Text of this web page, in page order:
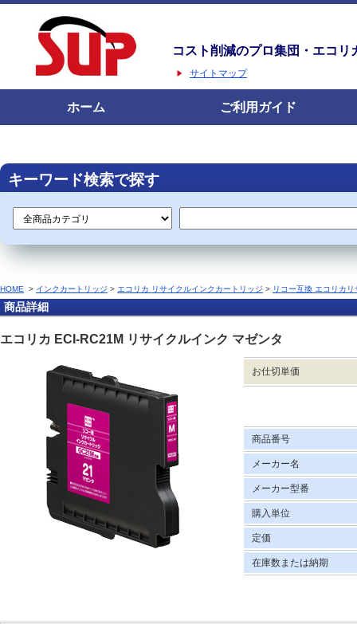
コスト削減のプロ集団・エコリ
サイトマップ
ホーム ご利用ガイド
キーワード検索で探す
HOME > インクカートリッジ > エコリカ リサイクルインクカートリッジ > リコー互換 エコリカ
商品詳細
エコリカ ECI-RC21M リサイクルインク マゼンタ
お仕切単価
商品番号
メーカー名
メーカー型番
購入単位
定価
在庫数または納期